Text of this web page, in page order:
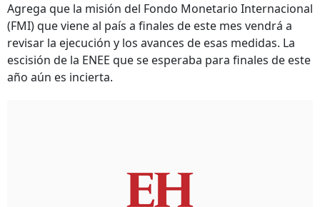
Agrega que la misión del Fondo Monetario Internacional
(FMI) que viene al país a finales de este mes vendrá a
revisar la ejecución y los avances de esas medidas. La
escisión de la ENEE que se esperaba para finales de este
año aún es incierta.